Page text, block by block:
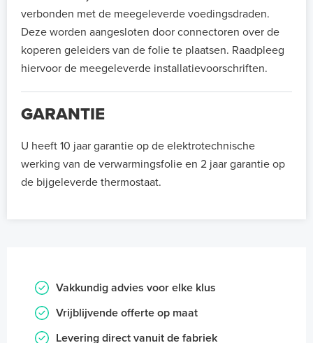
verbonden met de meegeleverde voedingsdraden.
Deze worden aangesloten door connectoren over de
koperen geleiders van de folie te plaatsen. Raadpleeg
hiervoor de meegeleverde installatievoorschriften.
GARANTIE
U heeft 10 jaar garantie op de elektrotechnische
werking van de verwarmingsfolie en 2 jaar garantie op
de bijgeleverde thermostaat.
Vakkundig advies voor elke klus
Vrijblijvende offerte op maat
Levering direct vanuit de fabriek